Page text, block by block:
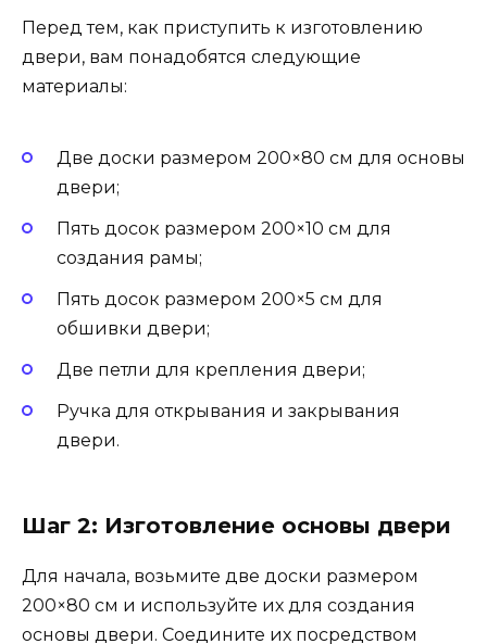
Перед тем, как приступить к изготовлению
двери, вам понадобятся следующие
материалы:
Две доски размером 200×80 см для основы
двери;
Пять досок размером 200×10 см для
создания рамы;
Пять досок размером 200×5 см для
обшивки двери;
Две петли для крепления двери;
Ручка для открывания и закрывания
двери.
Шаг 2: Изготовление основы двери
Для начала, возьмите две доски размером
200×80 см и используйте их для создания
основы двери. Соедините их посредством